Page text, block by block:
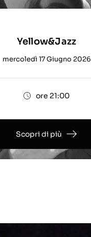
Yellow&Jazz
mercoledì 17 Giugno 2026
ore 21:00
Scopri di più